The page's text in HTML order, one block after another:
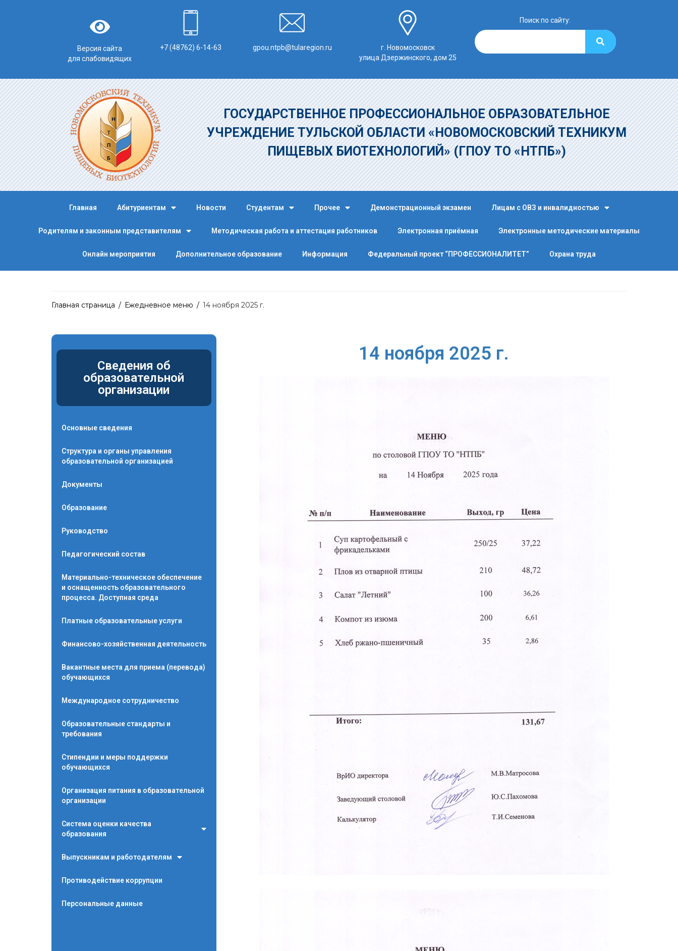
Версия сайта
для слабовидящих
+7 (48762) 6-14-63 gpou.ntpb@tularegion.ru
г. Новомосковск
улица Дзержинского, дом 25
Поиск по сайту:
ГОСУДАРСТВЕННОЕ ПРОФЕССИОНАЛЬНОЕ ОБРАЗОВАТЕЛЬНОЕ
УЧРЕЖДЕНИЕ ТУЛЬСКОЙ ОБЛАСТИ «НОВОМОСКОВСКИЙ ТЕХНИКУМ
ПИЩЕВЫХ БИОТЕХНОЛОГИЙ» (ГПОУ ТО «НТПБ»)
Главная Абитуриентам Новости Студентам Прочее Демонстрационный экзамен Лицам с ОВЗ и инвалидностью
Родителям и законным представителям Методическая работа и аттестация работников Электронная приёмная Электронные методические материалы
Онлайн мероприятия Дополнительное образование Информация Федеральный проект “ПРОФЕССИОНАЛИТЕТ” Охрана труда
Главная страница / Ежедневное меню / 14 ноября 2025 г.
Сведения об
образовательной
организации
Основные сведения
Структура и органы управления
образовательной организацией
Документы
Образование
Руководство
Педагогический состав
Материально-техническое обеспечение
и оснащенность образовательного
процесса. Доступная среда
Платные образовательные услуги
Финансово-хозяйственная деятельность
Вакантные места для приема (перевода)
обучающихся
Международное сотрудничество
Образовательные стандарты и
требования
Стипендии и меры поддержки
обучающихся
Организация питания в образовательной
организации
Система оценки качества
образования
Выпускникам и работодателям
Противодействие коррупции
Персональные данные
14 ноября 2025 г.